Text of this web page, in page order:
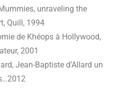
unraveling the
Quill, 1994
de Khéops à Hollywood,
2001
Jean-Baptiste d’Allard un